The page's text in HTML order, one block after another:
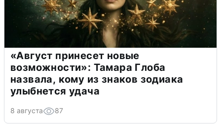
«Август принесет новые
возможности»: Тамара Глоба
назвала, кому из знаков зодиака
улыбнется удача
8 августа 87